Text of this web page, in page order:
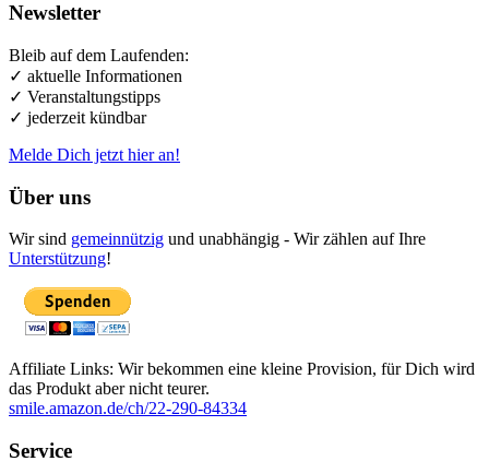
Newsletter
Bleib auf dem Laufenden:
✓ aktuelle Informationen
✓ Veranstaltungstipps
✓ jederzeit kündbar
Melde Dich jetzt hier an!
Über uns
Wir sind gemeinnützig und unabhängig - Wir zählen auf Ihre
Unterstützung!
Affiliate Links: Wir bekommen eine kleine Provision, für Dich wird
das Produkt aber nicht teurer.
smile.amazon.de/ch/22-290-84334
Service